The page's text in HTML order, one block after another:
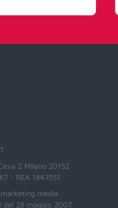
2 Milano 20152
- REA 1847551
media
del 28 maggio 2007